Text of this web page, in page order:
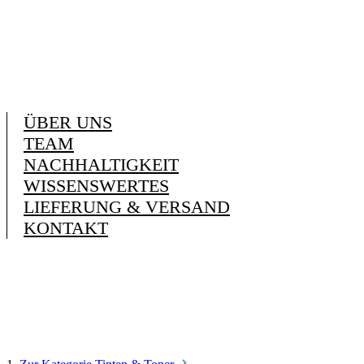
ÜBER UNS
TEAM
NACHHALTIGKEIT
WISSENSWERTES
LIEFERUNG & VERSAND
KONTAKT